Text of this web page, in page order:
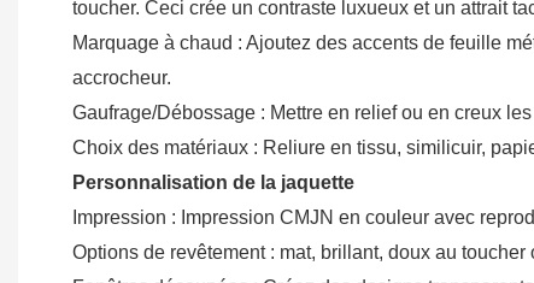
toucher. Ceci crée un contraste luxueux et un attrait
Marquage à chaud : Ajoutez des accents de feuille
accrocheur.
Gaufrage/Débossage : Mettre en relief ou en creux
Choix des matériaux : Reliure en tissu, similicuir,
Personnalisation de la jaquette
Impression : Impression CMJN en couleur avec
Options de revêtement : mat, brillant, doux au